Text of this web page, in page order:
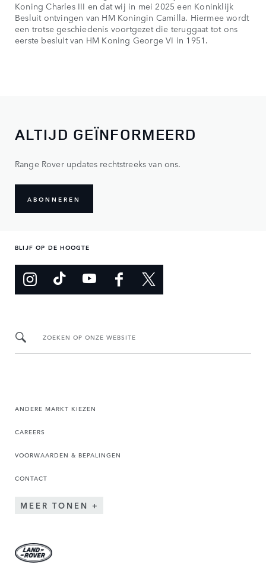
Koning Charles III en dat wij in mei 2025 een Koninklijk
Besluit ontvingen van HM Koningin Camilla. Hiermee wordt
een trotse geschiedenis voortgezet die teruggaat tot ons
eerste besluit van HM Koning George VI in 1951.
ALTIJD GEÏNFORMEERD
Range Rover updates rechtstreeks van ons.
ABONNEREN
BLIJF OP DE HOOGTE
ZOEKEN OP ONZE WEBSITE
ANDERE MARKT KIEZEN
CAREERS
VOORWAARDEN & BEPALINGEN
CONTACT
MEER TONEN